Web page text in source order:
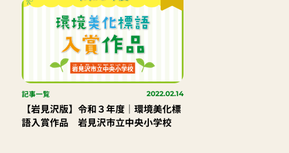
記事一覧 2022.02.14
【岩見沢版】令和３年度｜環境美化標
語入賞作品 岩見沢市立中央小学校